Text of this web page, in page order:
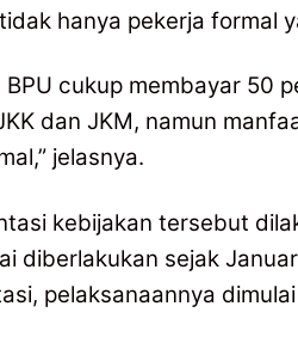
hanya pekerja formal
BPU cukup membayar 50
dan JKM, namun
jelasnya.
kebijakan tersebut
diberlakukan sejak
pelaksanaannya